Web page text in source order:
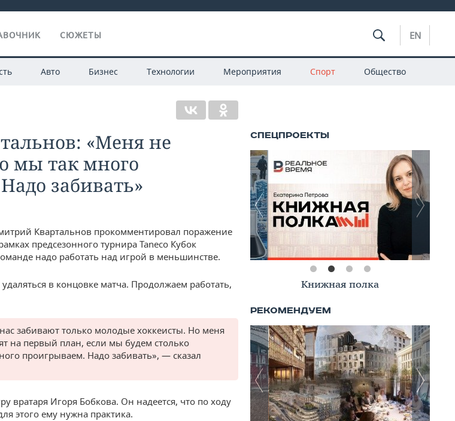
СЮЖЕТЫ EN
Авто Бизнес Технологии Мероприятия Спорт Общество
«Меня не
мы так много
забивать»
Квартальнов прокомментировал поражение
предсезонного турнира Taneco Кубок
надо работать над игрой в меньшинстве.
в концовке матча. Продолжаем работать,
забивают только молодые хоккеисты. Но меня
на первый план, если мы будем столько
проигрываем. Надо забивать», — сказал
вратаря Игоря Бобкова. Он надеется, что по ходу
этого ему нужна практика.
Книжная полка